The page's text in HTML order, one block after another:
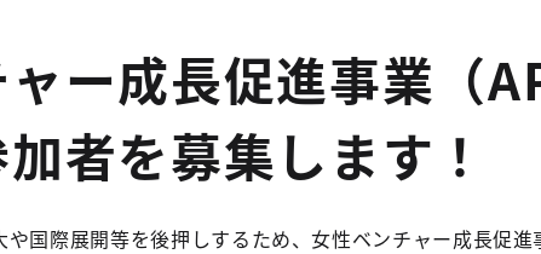
ー成長促進事業（
者を募集します！
国際展開等を後押しするため、女性ベンチャー成長促